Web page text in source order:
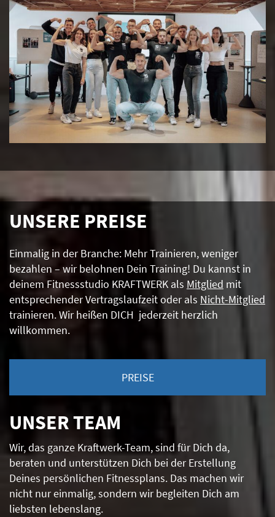
UNSERE PREISE
Einmalig in der Branche: Mehr Trainieren, weniger
bezahlen – wir belohnen Dein Training! Du kannst in
deinem Fitnessstudio KRAFTWERK als Mitglied mit
entsprechender Vertragslaufzeit oder als Nicht-Mitglied
trainieren. Wir heißen DICH jederzeit herzlich
willkommen.
PREISE
UNSER TEAM
Wir, das ganze Kraftwerk-Team, sind für Dich da,
beraten und unterstützen Dich bei der Erstellung
Deines persönlichen Fitnessplans. Das machen wir
nicht nur einmalig, sondern wir begleiten Dich am
liebsten lebenslang.